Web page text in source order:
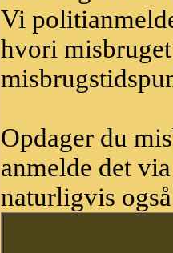
Vi
hvori
Opdager du
anmelde det
naturligvis